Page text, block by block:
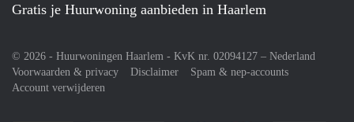
Gratis je Huurwoning aanbieden in Haarlem
© 2026 - Huurwoningen Haarlem - KvK nr. 02094127 – Nederland
Voorwaarden & privacy
Disclaimer
Spam & nep-accounts
Account verwijderen